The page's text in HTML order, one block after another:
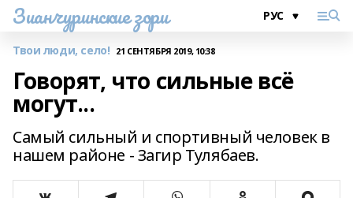
Зианчуринские зори
Твои люди, село! 21 СЕНТЯБРЯ 2019, 10:38
Говорят, что сильные всё
могут...
Самый сильный и спортивный человек в
нашем районе - Загир Тулябаев.